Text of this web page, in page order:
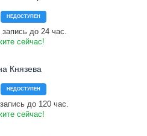
НЕДОСТУПЕН
до 24 час.
сейчас!
Князева
НЕДОСТУПЕН
до 120 час.
сейчас!